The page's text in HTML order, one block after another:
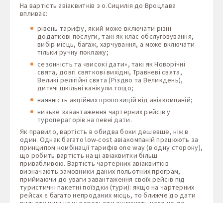
На вартість авіаквитків з о.Сицилія до Вроцлава
впливає:
рівень тарифу, який може включати різні
додаткові послуги, такі як клас обслуговування,
вибір місць, багаж, харчування, а може включати
тільки ручну поклажу;
сезонність та «високі дати», такі як Новорічні
свята, довгі святкові вихідні, Травневі свята,
Великі релігійні свята (Різдво та Великдень),
дитячі шкільні канікули тощо;
наявність акційних пропозицій від авіакомпаній;
низьке завантаження чартерних рейсів у
туроператорів на певні дати.
Як правило, вартість в обидва боки дешевше, ніж в
один. Однак багато low-cost авіакомпаній працюють за
принципом комбінації тарифів one way (в одну сторону),
що робить вартість на ці авіаквитки більш
привабливою. Вартість чартерних авіаквитків
визначають замовники даних польотних програм,
приймаючи до уваги завантаження своїх рейсів під
туристичні пакетні поїздки (тури): якщо на чартерних
рейсах є багато непроданих місць, то ближче до дати